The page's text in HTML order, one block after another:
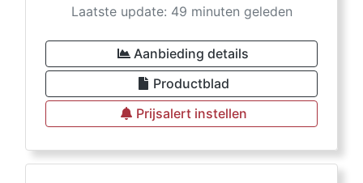
Laatste update: 49 minuten geleden
Aanbieding details
Productblad
Prijsalert instellen